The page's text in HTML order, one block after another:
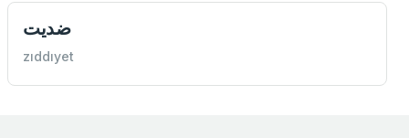
ضديت
zıddıyet